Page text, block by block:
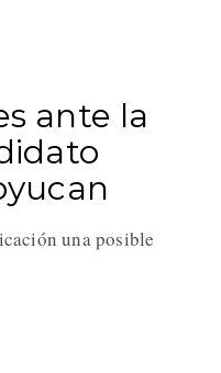
ante la
una posible